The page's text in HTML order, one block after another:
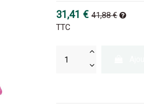
31,41 € 41,88 €
TTC